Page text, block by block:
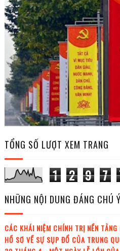
TỔNG SỐ LƯỢT XEM TRANG
1 2 9 7
NHỮNG NỘI DUNG ĐÁNG CHÚ Ý
CÁC KHÁI NIỆM CHÍNH TRỊ NỀN
HỒ SƠ VỀ SỰ SỤP ĐỔ CỦA TRUNG